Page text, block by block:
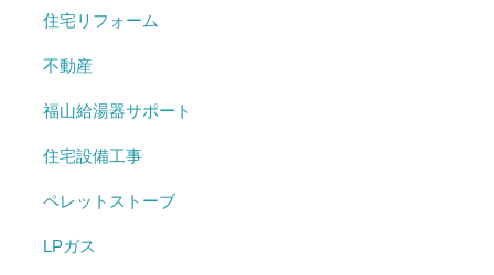
住宅リフォーム
不動産
福山給湯器サポート
住宅設備工事
ペレットストーブ
LPガス